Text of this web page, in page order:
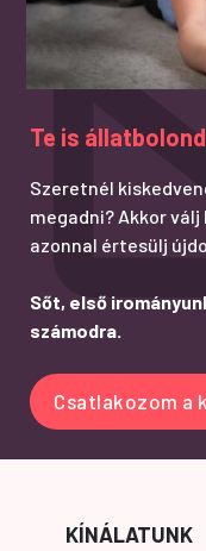
Te is
Szeretnél
megadni? Akkor
azonnal értesülj
Sőt, első
számodra.
Csatlakozom a
KÍNÁLATUNK